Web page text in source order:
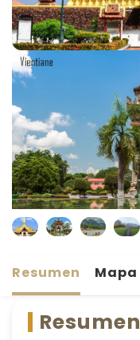
Resumen Mapa
Resumen